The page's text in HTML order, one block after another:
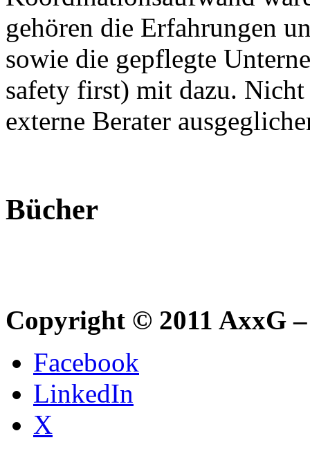
gehören die Erfahrungen
sowie die gepflegte
safety first) mit dazu.
externe Berater
Bücher
Copyright © 2011 AxxG
Facebook
LinkedIn
X